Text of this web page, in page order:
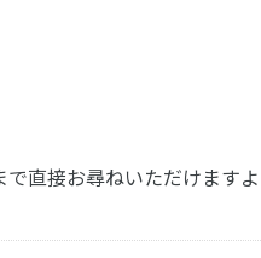
直接お尋ねいただけます